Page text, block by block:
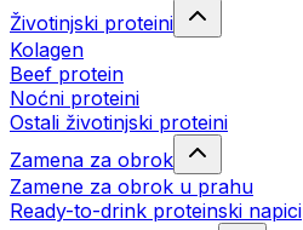
Životinjski proteini
Kolagen
Beef protein
Noćni proteini
Ostali životinjski proteini
Zamena za obrok
Zamene za obrok u prahu
Ready-to-drink proteinski napici